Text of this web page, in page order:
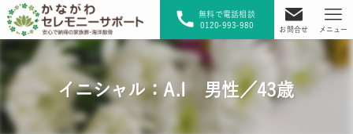
無料で電話相談
0120-993-980
お問合せ メニュー
イニシャル：A.I 男性／43歳